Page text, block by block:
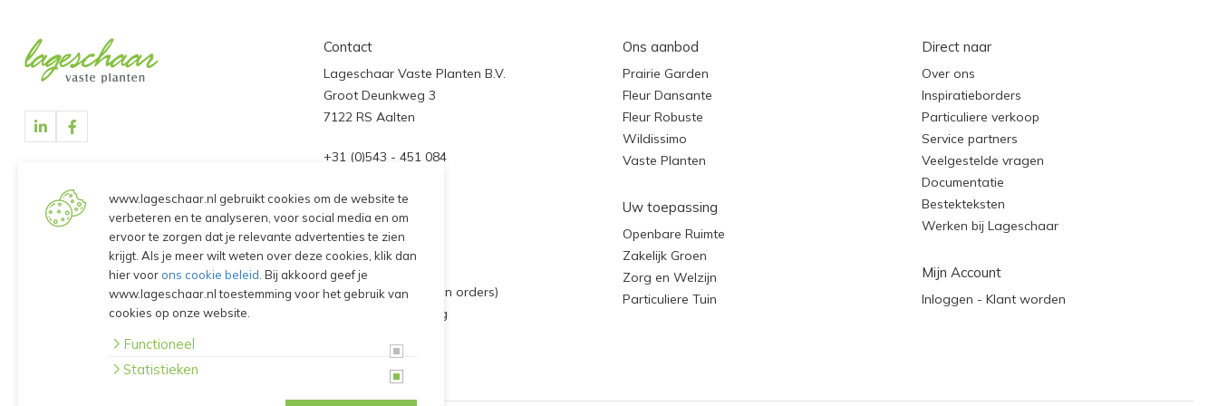
Contact
Lageschaar Vaste Planten B.V.
Groot Deunkweg 3
7122 RS Aalten
+31 (0)543 - 451 084
Contact informatie
Openingstijden
(voor het afhalen van orders)
Maandag t/m vrijdag
Ons aanbod
Prairie Garden
Fleur Dansante
Fleur Robuste
Wildissimo
Vaste Planten
Uw toepassing
Openbare Ruimte
Zakelijk Groen
Zorg en Welzijn
Particuliere Tuin
Direct naar
Over ons
Inspiratieborders
Particuliere verkoop
Service partners
Veelgestelde vragen
Documentatie
Bestekteksten
Werken bij Lageschaar
Mijn Account
Inloggen - Klant worden
www.lageschaar.nl gebruikt cookies om de website te
verbeteren en te analyseren, voor social media en om
ervoor te zorgen dat je relevante advertenties te zien
krijgt. Als je meer wilt weten over deze cookies, klik dan
hier voor ons cookie beleid . Bij akkoord geef je
www.lageschaar.nl toestemming voor het gebruik van
cookies op onze website.
Functioneel
Statistieken